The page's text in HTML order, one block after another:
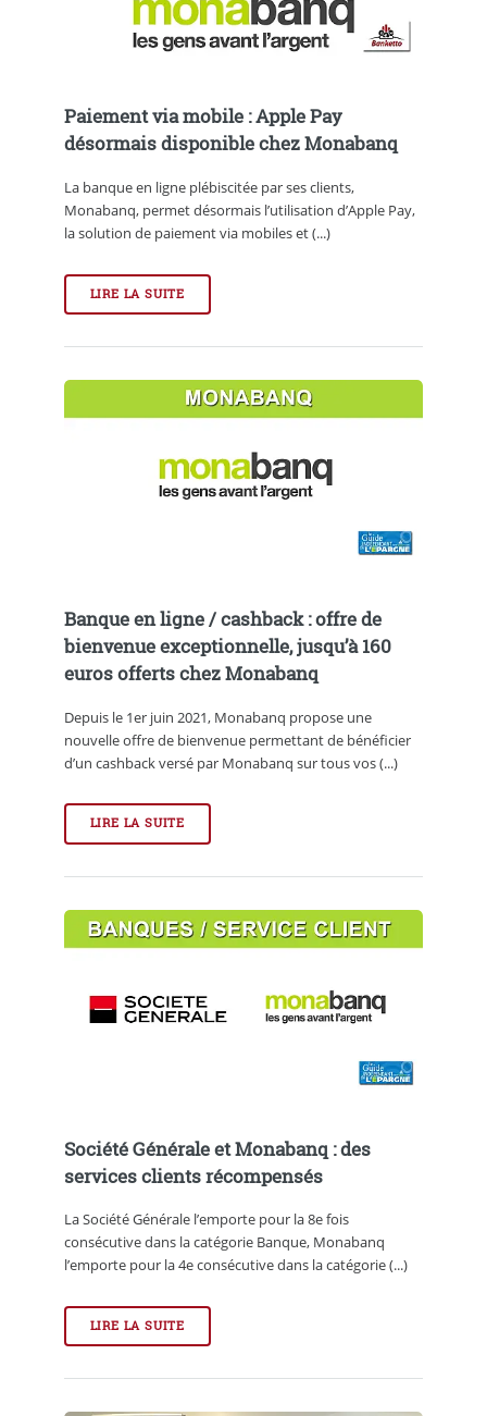
Paiement via mobile : Apple Pay
désormais disponible chez Monabanq
La banque en ligne plébiscitée par ses clients,
Monabanq, permet désormais l’utilisation d’Apple Pay,
la solution de paiement via mobiles et (...)
LIRE LA SUITE
Banque en ligne / cashback : offre de
bienvenue exceptionnelle, jusqu’à 160
euros offerts chez Monabanq
Depuis le 1er juin 2021, Monabanq propose une
nouvelle offre de bienvenue permettant de bénéficier
d’un cashback versé par Monabanq sur tous vos (...)
LIRE LA SUITE
Société Générale et Monabanq : des
services clients récompensés
La Société Générale l’emporte pour la 8e fois
consécutive dans la catégorie Banque, Monabanq
l’emporte pour la 4e consécutive dans la catégorie (...)
LIRE LA SUITE